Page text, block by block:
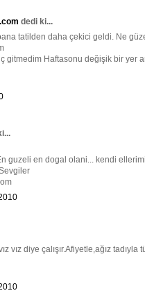
dedi ki...
bana tatilden daha çekici geldi. Ne
gitmedim Haftasonu değişik bir yer
guzeli en dogal olani... kendi
vız vız diye çalışır.Afiyetle,ağız